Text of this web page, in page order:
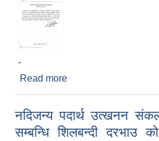
-
Read more
नदिजन्य पदार्थ उत्खनन
सम्बन्धि शिलबन्दी दरभाउ